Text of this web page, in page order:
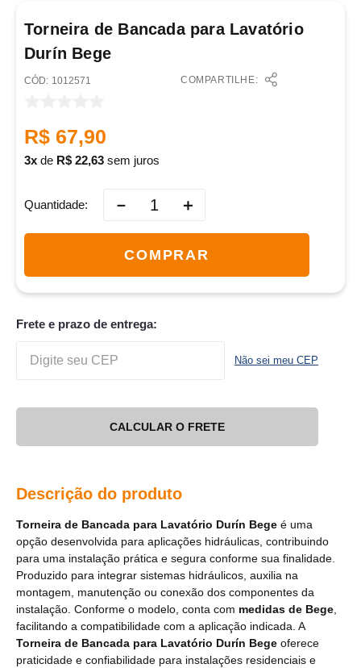
Torneira de Bancada para Lavatório
Durín Bege
: 1012571 COMPARTILHE:
R$ 67,90
3 de R$ 22,63 sem juros
Quantidade ＋
－
COMPRAR
Frete e prazo de entrega:
Não sei meu CEP
CALCULAR O FRETE
Descrição do produto
Torneira de Bancada para Lavatório Durín Bege é uma
opção desenvolvida para aplicações hidráulicas, contribuindo
para uma instalação prática e segura conforme sua finalidade.
Produzido para integrar sistemas hidráulicos, auxilia na
montagem, manutenção ou conexão dos componentes da
instalação. Conforme o modelo, conta com medidas de Bege
facilitando a compatibilidade com a aplicação indicada. A
Torneira de Bancada para Lavatório Durín Bege oferece
praticidade e confiabilidade para instalações residenciais e